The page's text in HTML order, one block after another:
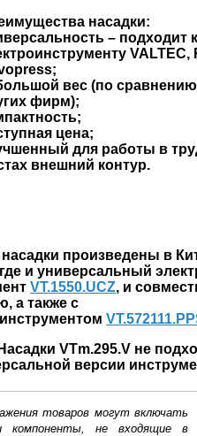
насадки:
– подходит к
VALTEC,
вес (по
фирм);
цена;
для работы в
внешний контур.
произведены в
и универсальный
VT.1550.UCZ, и
а также с
Насадки VTm.295.V не
версии
товаров могут включать
и компоненты, не входящие в